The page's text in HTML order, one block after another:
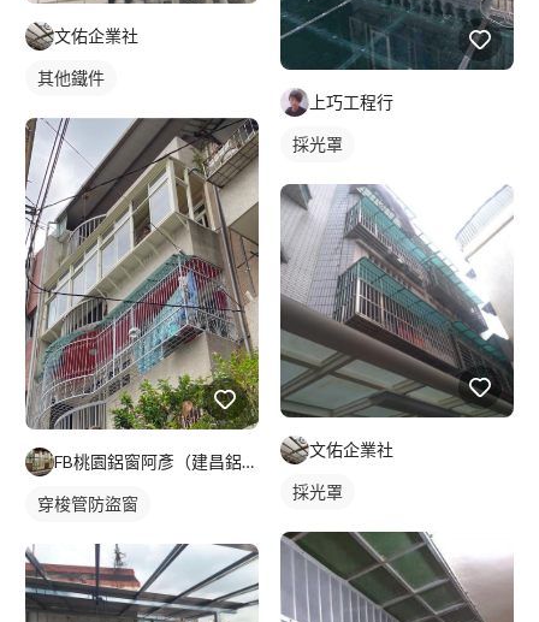
文佑企業社
其他鐵件
FB桃園鋁窗阿彥（建昌鋁門窗）
穿梭管防盜窗
上巧工程行
採光罩
文佑企業社
採光罩